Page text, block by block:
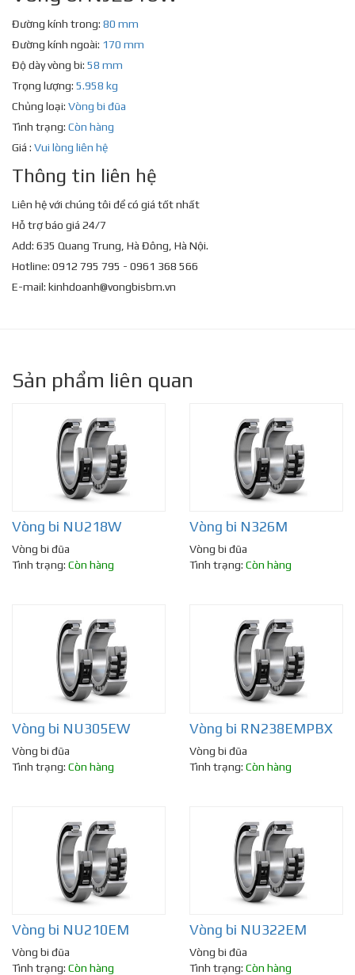
Đường kính trong: 80 mm
Đường kính ngoài: 170 mm
Độ dày vòng bi: 58 mm
Trọng lượng: 5.958 kg
Chủng loại: Vòng bi đũa
Tình trạng: Còn hàng
Giá : Vui lòng liên hệ
Thông tin liên hệ
Liên hệ với chúng tôi để có giá tốt nhất
Hỗ trợ báo giá 24/7
Add: 635 Quang Trung, Hà Đông, Hà Nội.
Hotline: 0912 795 795 - 0961 368 566
E-mail: kinhdoanh@vongbisbm.vn
Sản phẩm liên quan
Vòng bi NU218W
Vòng bi đũa
Tình trạng: Còn hàng
Vòng bi N326M
Vòng bi đũa
Tình trạng: Còn hàng
Vòng bi NU305EW
Vòng bi đũa
Tình trạng: Còn hàng
Vòng bi RN238EMPBX
Vòng bi đũa
Tình trạng: Còn hàng
Vòng bi NU210EM
Vòng bi đũa
Tình trạng: Còn hàng
Vòng bi NU322EM
Vòng bi đũa
Tình trạng: Còn hàng